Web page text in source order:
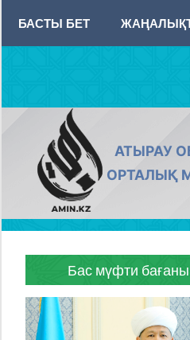
content
БАСТЫ БЕТ
АТЫРАУ
ОРТАЛЫҚ
Бас мүфти бағаны